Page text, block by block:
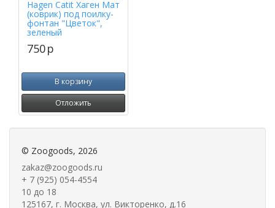
Hagen Catit Хаген Мат
(коврик) под поилку-
фонтан "Цветок",
зеленый
750p
В корзину
Отложить
© Zoogoods, 2026
zakaz@zoogoods.ru
+ 7 (925) 054-4554
10 до 18
125167, г. Москва, ул. Викторенко, д.16